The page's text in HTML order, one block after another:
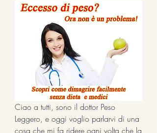
Ciao a tutti, sono il dottor Peso
Leggero, e oggi voglio parlarvi di una
cosa che mi fa ridere ogni volta che la